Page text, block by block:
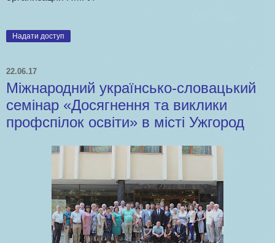
Надати доступ
22.06.17
Міжнародний українсько-словацький
семінар «Досягнення та виклики
профспілок освіти» в місті Ужгород